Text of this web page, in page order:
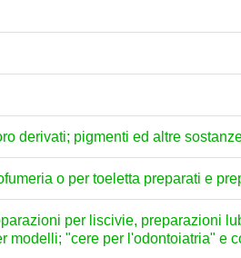
derivati; pigmenti ed altre
o per toeletta preparati e
per liscivie, preparazioni
modelli; "cere per l'odontoiatria" e